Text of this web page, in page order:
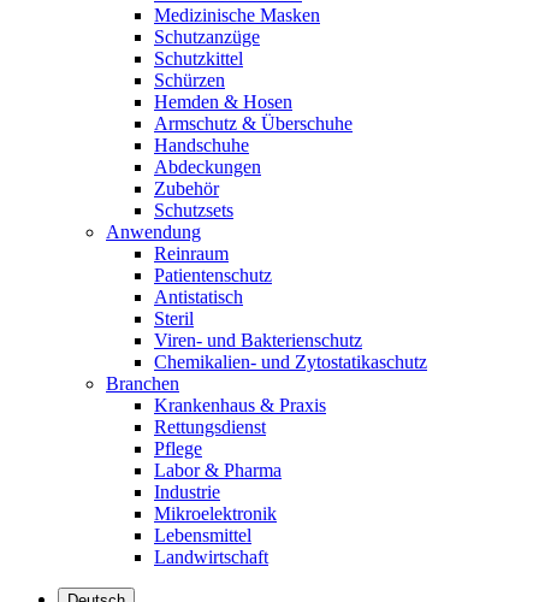
Medizinische Masken
Schutzanzüge
Schutzkittel
Schürzen
Hemden & Hosen
Armschutz & Überschuhe
Handschuhe
Abdeckungen
Zubehör
Schutzsets
Anwendung
Reinraum
Patientenschutz
Antistatisch
Steril
Viren- und Bakterienschutz
Chemikalien- und Zytostatikaschutz
Branchen
Krankenhaus & Praxis
Rettungsdienst
Pflege
Labor & Pharma
Industrie
Mikroelektronik
Lebensmittel
Landwirtschaft